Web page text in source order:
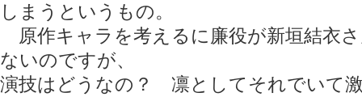
しまうというもの。
原作キャラを考えるに廉役が新垣結衣
ないのですが、
演技はどうなの？ 凛としてそれでいて